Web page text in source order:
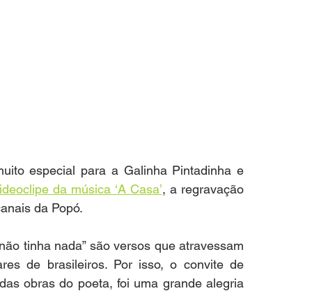
especial para a Galinha Pintadinha e
da música ‘A Casa’, a regravação
da Popó.
tinha nada” são versos que atravessam
de brasileiros. Por isso, o convite de
obras do poeta, foi uma grande alegria